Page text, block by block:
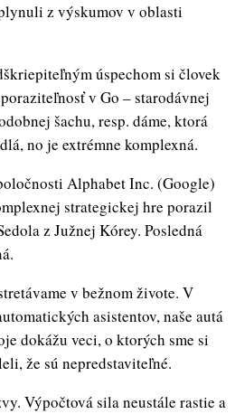
z výskumov v oblasti
úspechom si človek
v Go – starodávnej
šachu, resp. dáme, ktorá
no je extrémne komplexná.
Alphabet Inc. (Google)
strategickej hre porazil
z Južnej Kórey. Posledná
v bežnom živote. V
asistentov, naše autá
dokážu veci, o ktorých sme si
že sú nepredstaviteľné.
Výpočtová sila neustále rastie a